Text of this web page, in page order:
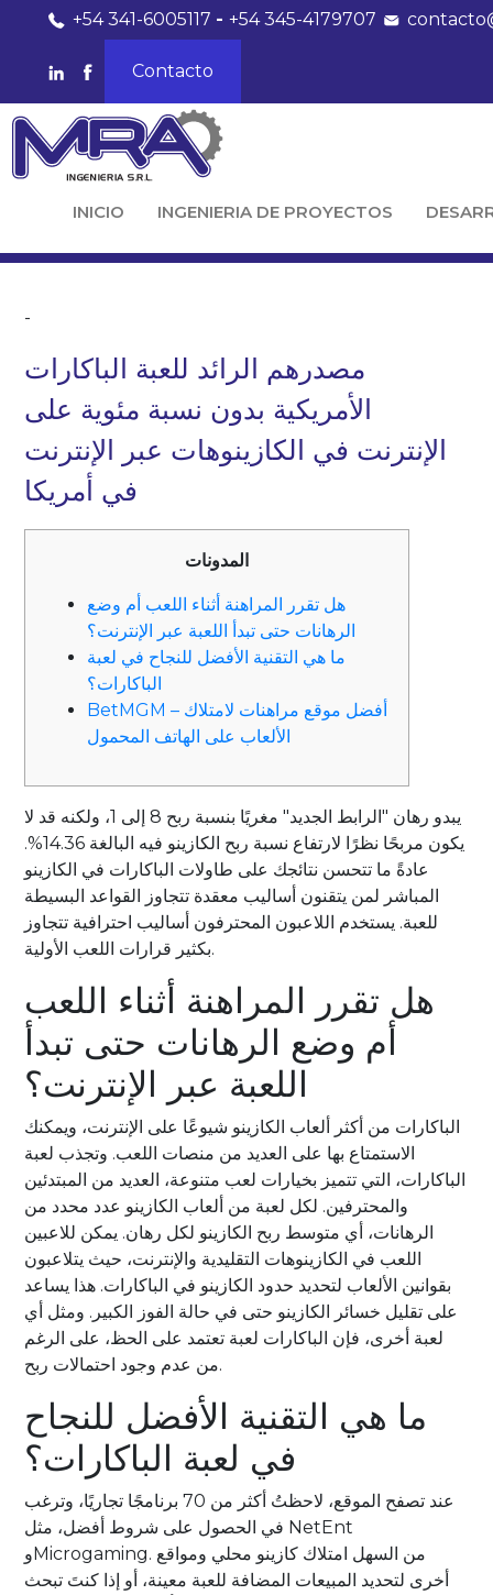
+54 341-6005117 -+54 345-4179707
Contacto
INICIO INGENIERIA DE PROYECTOS
-
مصدرهم الرائد للعبة الباكارات
الأمريكية بدون نسبة مئوية على
الإنترنت في الكازينوهات عبر الإنترنت
في أمريكا
المدونات
هل تقرر المراهنة أثناء اللعب أم وضع
الرهانات حتى تبدأ اللعبة عبر الإنترنت؟
ما هي التقنية الأفضل للنجاح في لعبة
الباكارات؟
BetMGM – أفضل موقع مراهنات لامتلاك
الألعاب على الهاتف المحمول
يبدو رهان "الرابط الجديد" مغريًا بنسبة ربح 8 إلى 1، ولكنه قد لا
يكون مربحًا نظرًا لارتفاع نسبة ربح الكازينو فيه البالغة 14.36%.
عادةً ما تتحسن نتائجك على طاولات الباكارات في الكازينو
المباشر لمن يتقنون أساليب معقدة تتجاوز القواعد البسيطة
للعبة. يستخدم اللاعبون المحترفون أساليب احترافية تتجاوز
بكثير قرارات اللعب الأولية.
هل تقرر المراهنة أثناء اللعب
أم وضع الرهانات حتى تبدأ
اللعبة عبر الإنترنت؟
الباكارات من أكثر ألعاب الكازينو شيوعًا على الإنترنت، ويمكنك
الاستمتاع بها على العديد من منصات اللعب. وتجذب لعبة
الباكارات، التي تتميز بخيارات لعب متنوعة، العديد من المبتدئين
والمحترفين. لكل لعبة من ألعاب الكازينو عدد محدد من
الرهانات، أي متوسط ​​ربح الكازينو لكل رهان. يمكن للاعبين
اللعب في الكازينوهات التقليدية والإنترنت، حيث يتلاعبون
بقوانين الألعاب لتحديد حدود الكازينو في الباكارات. هذا يساعد
على تقليل خسائر الكازينو حتى في حالة الفوز الكبير. ومثل أي
لعبة أخرى، فإن الباكارات لعبة تعتمد على الحظ، على الرغم
من عدم وجود احتمالات ربح.
ما هي التقنية الأفضل للنجاح
في لعبة الباكارات؟
عند تصفح الموقع، لاحظتُ أكثر من 70 برنامجًا تجاريًا، وترغب
في الحصول على شروط أفضل، مثل NetEnt
وMicrogaming. من السهل امتلاك كازينو محلي ومواقع
أخرى لتحديد المبيعات المضافة للعبة معينة، أو إذا كنتَ تبحث